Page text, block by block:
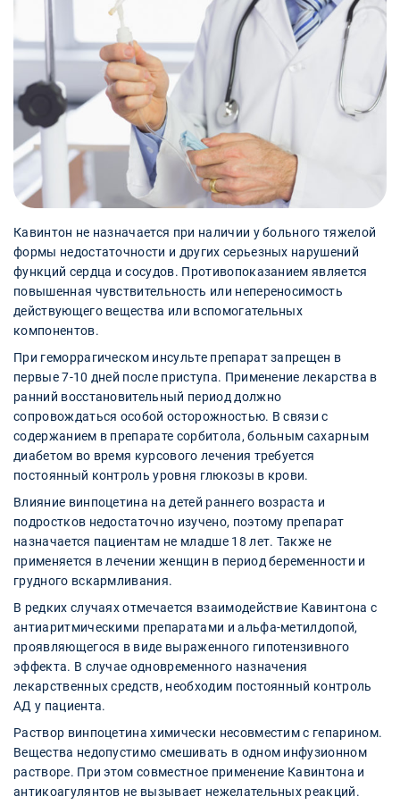
Кавинтон не назначается при наличии у больного тяжелой
формы недостаточности и других серьезных нарушений
функций сердца и сосудов. Противопоказанием является
повышенная чувствительность или непереносимость
действующего вещества или вспомогательных
компонентов.
При геморрагическом инсульте препарат запрещен в
первые 7-10 дней после приступа. Применение лекарства в
ранний восстановительный период должно
сопровождаться особой осторожностью. В связи с
содержанием в препарате сорбитола, больным сахарным
диабетом во время курсового лечения требуется
постоянный контроль уровня глюкозы в крови.
Влияние винпоцетина на детей раннего возраста и
подростков недостаточно изучено, поэтому препарат
назначается пациентам не младше 18 лет. Также не
применяется в лечении женщин в период беременности и
грудного вскармливания.
В редких случаях отмечается взаимодействие Кавинтона с
антиаритмическими препаратами и альфа-метилдопой,
проявляющегося в виде выраженного гипотензивного
эффекта. В случае одновременного назначения
лекарственных средств, необходим постоянный контроль
АД у пациента.
Раствор винпоцетина химически несовместим с гепарином.
Вещества недопустимо смешивать в одном инфузионном
растворе. При этом совместное применение Кавинтона и
антикоагулянтов не вызывает нежелательных реакций.